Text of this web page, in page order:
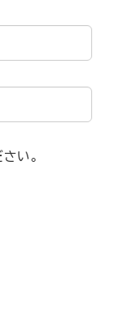
い。